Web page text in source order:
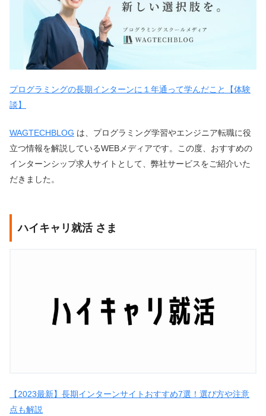
プログラミングの長期インターンに１年通って学んだこと【体験
談】
WAGTECHBLOG は、プログラミング学習やエンジニア転職に役
立つ情報を解説しているWEBメディアです。この度、おすすめの
インターンシップ求人サイトとして、弊社サービスをご紹介いた
だきました。
ハイキャリ就活 さま
【2023最新】長期インターンサイトおすすめ7選！選び方や注意
点も解説